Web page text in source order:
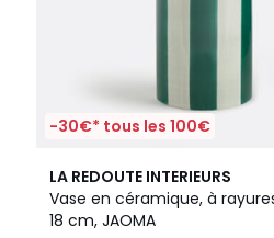
-30€* tous les 100€
LA REDOUTE INTERIEURS
Vase en céramique, à
18 cm, JAOMA